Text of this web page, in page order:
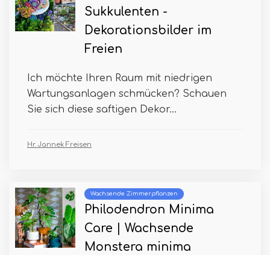
Sukkulenten -
Dekorationsbilder im
Freien
Ich möchte Ihren Raum mit niedrigen
Wartungsanlagen schmücken? Schauen
Sie sich diese saftigen Dekor...
Hr. Jannek Freisen
Wachsende Zimmerpflanzen
Philodendron Minima
Care | Wachsende
Monstera minima